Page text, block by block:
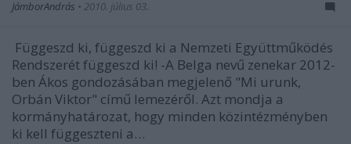
JámborAndrás • 2010. július 03.
Függeszd ki, függeszd ki a Nemzeti Együttműködés
Rendszerét függeszd ki! -A Belga nevű zenekar 2012-
ben Ákos gondozásában megjelenő "Mi urunk,
Orbán Viktor" című lemezéről. Azt mondja a
kormányhatározat, hogy minden közintézményben
ki kell függeszteni a…